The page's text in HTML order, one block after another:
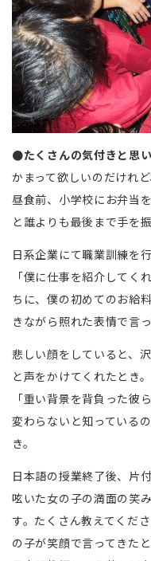
●たくさんの気付きと思い
かまって欲しいのだけれ
昼食前、小学校にお弁当
と誰よりも最後まで手を
日系企業にて職業訓練を
「僕に仕事を紹介してく
ちに、僕の初めてのお給
きながら照れた表情で言
悲しい顔をしていると、
と声をかけてくれたとき。
「重い背景を背負った彼
変わらないと知っている
き。
日本語の授業終了後、片
呟いた女の子の満面の笑
す。たくさん教えてくだ
の子が笑顔で言ってきた